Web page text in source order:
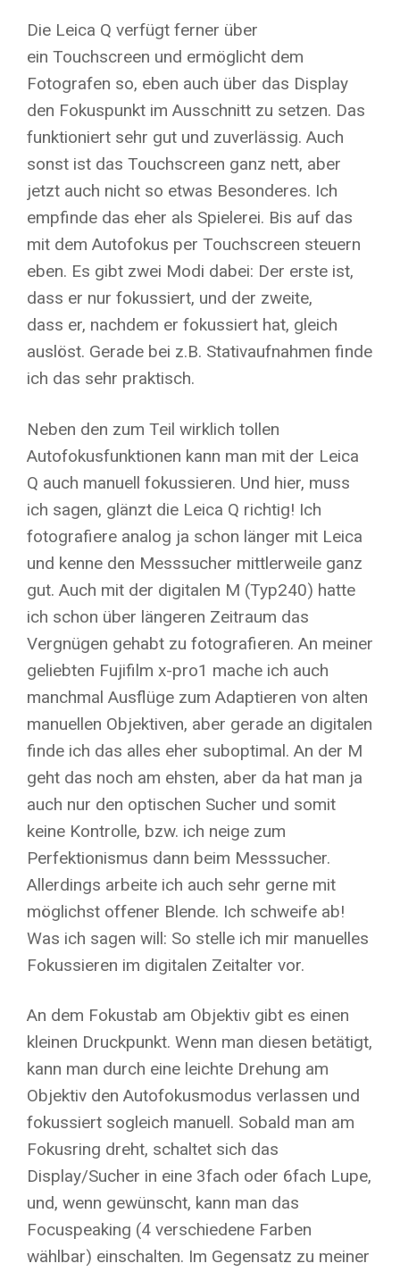
Die Leica Q verfügt ferner über
ein Touchscreen und ermöglicht dem
Fotografen so, eben auch über das Display
den Fokuspunkt im Ausschnitt zu setzen. Das
funktioniert sehr gut und zuverlässig. Auch
sonst ist das Touchscreen ganz nett, aber
jetzt auch nicht so etwas Besonderes. Ich
empfinde das eher als Spielerei. Bis auf das
mit dem Autofokus per Touchscreen steuern
eben. Es gibt zwei Modi dabei: Der erste ist,
dass er nur fokussiert, und der zweite,
dass er, nachdem er fokussiert hat, gleich
auslöst. Gerade bei z.B. Stativaufnahmen finde
ich das sehr praktisch.
Neben den zum Teil wirklich tollen
Autofokusfunktionen kann man mit der Leica
Q auch manuell fokussieren. Und hier, muss
ich sagen, glänzt die Leica Q richtig! Ich
fotografiere analog ja schon länger mit Leica
und kenne den Messsucher mittlerweile ganz
gut. Auch mit der digitalen M (Typ240) hatte
ich schon über längeren Zeitraum das
Vergnügen gehabt zu fotografieren. An meiner
geliebten Fujifilm x-pro1 mache ich auch
manchmal Ausflüge zum Adaptieren von alten
manuellen Objektiven, aber gerade an digitalen
finde ich das alles eher suboptimal. An der M
geht das noch am ehsten, aber da hat man ja
auch nur den optischen Sucher und somit
keine Kontrolle, bzw. ich neige zum
Perfektionismus dann beim Messsucher.
Allerdings arbeite ich auch sehr gerne mit
möglichst offener Blende. Ich schweife ab!
Was ich sagen will: So stelle ich mir manuelles
Fokussieren im digitalen Zeitalter vor.
An dem Fokustab am Objektiv gibt es einen
kleinen Druckpunkt. Wenn man diesen betätigt,
kann man durch eine leichte Drehung am
Objektiv den Autofokusmodus verlassen und
fokussiert sogleich manuell. Sobald man am
Fokusring dreht, schaltet sich das
Display/Sucher in eine 3fach oder 6fach Lupe,
und, wenn gewünscht, kann man das
Focuspeaking (4 verschiedene Farben
wählbar) einschalten. Im Gegensatz zu meiner